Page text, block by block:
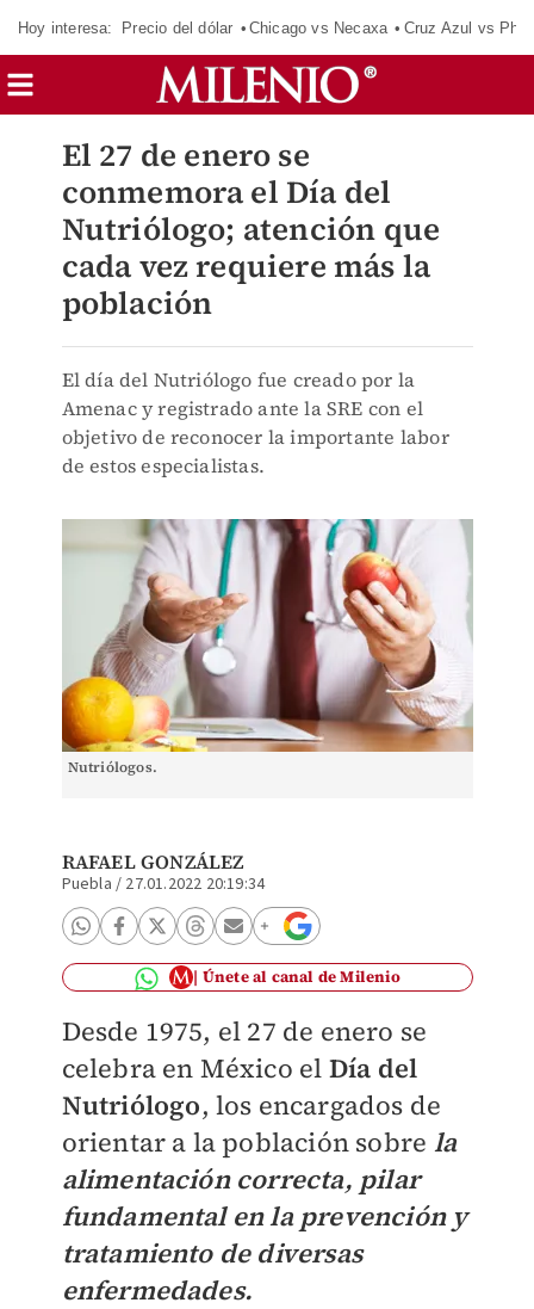
Hoy interesa: Precio del dólar Chicago vs Necaxa Cruz Azul vs
El 27 de enero se
conmemora el Día del
Nutriólogo; atención que
cada vez requiere más la
población
El día del Nutriólogo fue creado por la
Amenac y registrado ante la SRE con el
objetivo de reconocer la importante labor
de estos especialistas.
Nutriólogos.
RAFAEL GONZÁLEZ
Puebla / 27.01.2022 20:19:34
Únete al canal de Milenio
Desde 1975, el 27 de enero se
celebra en México el Día del
Nutriólogo, los encargados de
orientar a la población sobre la
alimentación correcta, pilar
fundamental en la prevención y
tratamiento de diversas
enfermedades.